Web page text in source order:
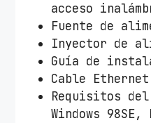
acceso
Fuente de
Inyector de
Guía de
Cable Ethernet
Requisitos
Windows